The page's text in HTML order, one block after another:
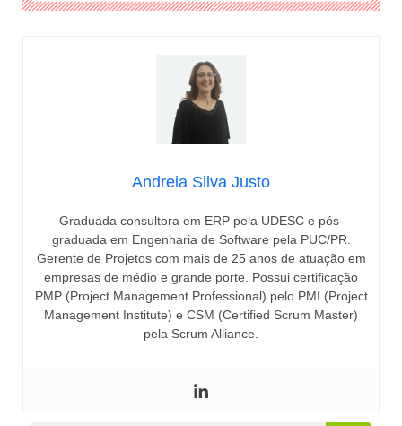
Andreia Silva Justo
Graduada consultora em ERP pela UDESC e pós-
graduada em Engenharia de Software pela PUC/PR.
Gerente de Projetos com mais de 25 anos de atuação em
empresas de médio e grande porte. Possui certificação
PMP (Project Management Professional) pelo PMI (Project
Management Institute) e CSM (Certified Scrum Master)
pela Scrum Alliance.